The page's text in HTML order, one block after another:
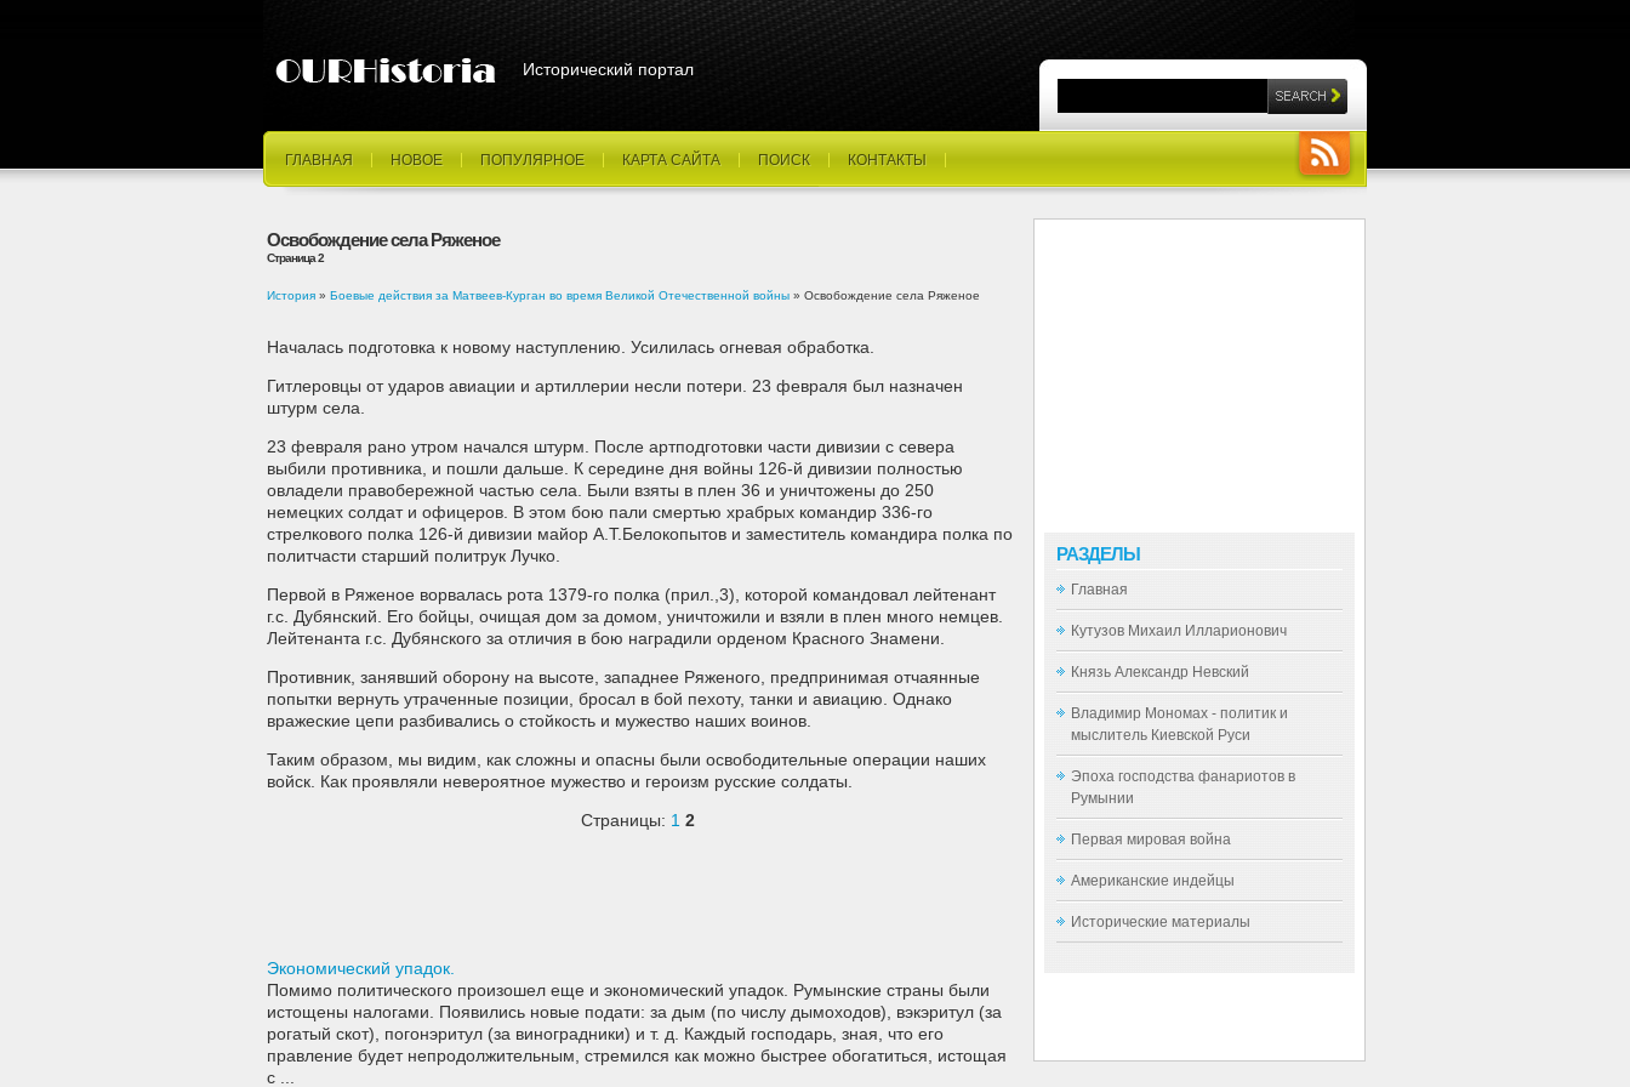
Исторический портал
ГЛАВНАЯ НОВОЕ ПОПУЛЯРНОЕ КАРТА САЙТА ПОИСК КОНТАКТЫ
Освобождение села Ряженое
Страница 2
История » Боевые действия за Матвеев-Курган во время Великой Отечественной войны » Освобождение села Ряженое
Началась подготовка к новому наступлению. Усилилась огневая обработка.
Гитлеровцы от ударов авиации и артиллерии несли потери. 23 февраля был назначен
штурм села.
23 февраля рано утром начался штурм. После артподготовки части дивизии с севера
выбили противника, и пошли дальше. К середине дня войны 126-й дивизии полностью
овладели правобережной частью села. Были взяты в плен 36 и уничтожены до 250
немецких солдат и офицеров. В этом бою пали смертью храбрых командир 336-го
стрелкового полка 126-й дивизии майор А.Т.Белокопытов и заместитель командира полка по
политчасти старший политрук Лучко.
Первой в Ряженое ворвалась рота 1379-го полка (прил.,3), которой командовал лейтенант
г.с. Дубянский. Его бойцы, очищая дом за домом, уничтожили и взяли в плен много немцев.
Лейтенанта г.с. Дубянского за отличия в бою наградили орденом Красного Знамени.
Противник, занявший оборону на высоте, западнее Ряженого, предпринимая отчаянные
попытки вернуть утраченные позиции, бросал в бой пехоту, танки и авиацию. Однако
вражеские цепи разбивались о стойкость и мужество наших воинов.
Таким образом, мы видим, как сложны и опасны были освободительные операции наших
войск. Как проявляли невероятное мужество и героизм русские солдаты.
Страницы: 1 2
Экономический упадок.
Помимо политического произошел еще и экономический упадок. Румынские страны были
истощены налогами. Появились новые подати: за дым (по числу дымоходов), вэкэритул (за
рогатый скот), погонэритул (за виноградники) и т. д. Каждый господарь, зная, что его
правление будет непродолжительным, стремился как можно быстрее обогатиться, истощая
с ...
РАЗДЕЛЫ
Главная
Кутузов Михаил Илларионович
Князь Александр Невский
Владимир Мономах - политик и
мыслитель Киевской Руси
Эпоха господства фанариотов в
Румынии
Первая мировая война
Американские индейцы
Исторические материалы